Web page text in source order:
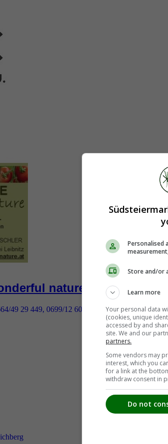
nature
49 29 449, 0699/12 600 445
Personalised
Store and/or
Learn more
Your personal data
(cookies, unique
accessed by and
site. We and our
partners.
Some vendors may
interest, which you
for a link at the
withdraw consent in
Do not